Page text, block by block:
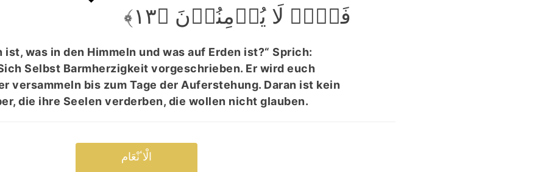
فَہُمۡ لَا یُؤۡمِنُوۡنَ ﴿۱۳﴾
ist, was in den Himmeln und was auf Erden ist?“ Sprich:
Selbst Barmherzigkeit vorgeschrieben. Er wird euch
versammeln bis zum Tage der Auferstehung. Daran ist kein
die ihre Seelen verderben, die wollen nicht glauben.
الْاٴنْعَام